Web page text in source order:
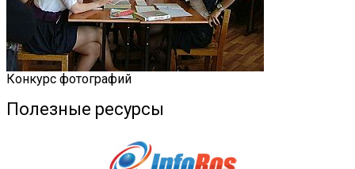
Конкурс фотографий
Полезные ресурсы